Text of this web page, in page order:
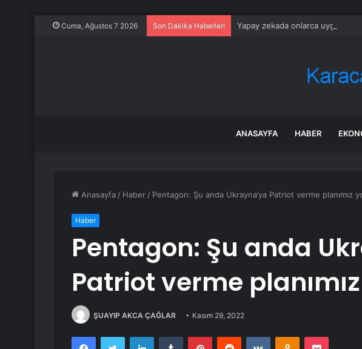
Cuma, Ağustos 7 2026 Son Dakika Haberleri Yapay zekada onlarca
ANASAYFA HABER
Anasayfa / Haber / Pentagon: Şu anda Ukrayna’ya Patriot verme planımız
Haber
Pentagon: Şu anda
Patriot verme
ŞUAYIP AKCA ÇAĞLAR Kasım 29, 2022
FacebookTwitter LinkedInTumblr PinterestReddit VKontakteOdnoklassniki
Pocket